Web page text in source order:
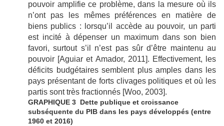
pouvoir amplifie ce problème, dans la mesure où ils
n’ont pas les mêmes préférences en matière de
biens publics : lorsqu’il accède au pouvoir, un parti
est incité à dépenser un maximum dans son bien
favori, surtout s’il n’est pas sûr d’être maintenu au
pouvoir [Aguiar et Amador, 2011]. Effectivement, les
déficits budgétaires semblent plus amples dans les
pays présentant de forts clivages politiques et où les
partis sont très fractionnés [Woo, 2003].
GRAPHIQUE 3 Dette publique et croissance
subséquente du PIB dans les pays développés (entre
1960 et 2016)